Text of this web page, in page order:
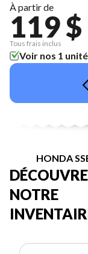
À partir de
119 $
Tous frais inclus
Voir nos 1
HONDA
NOTRE